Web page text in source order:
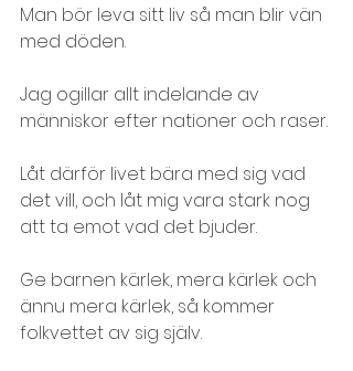
Man bör leva sitt liv så man blir vän
med döden.
Jag ogillar allt indelande av
människor efter nationer och raser.
Låt därför livet bära med sig vad
det vill, och låt mig vara stark nog
att ta emot vad det bjuder.
Ge barnen kärlek, mera kärlek och
ännu mera kärlek, så kommer
folkvettet av sig själv.